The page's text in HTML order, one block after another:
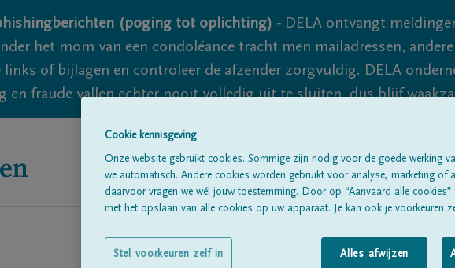
(poging tot oplichting) - DELA ontvangt
het mom van een condoléance tracht men mailadressen,
links of bijlagen en controleer de afzender zorgvuldig. DELA
en fraude vallen echter nooit volledig uit te sluiten, dus blijf
Alle rouwberichten
Cookie kennisgeving
Onze website gebruikt cookies. Sommige zijn nodig voor de goede werking
we automatisch. Andere cookies worden gebruikt voor analyse, marketing of
daarvoor vragen we wél jouw toestemming. Door op “Aanvaard alle cookies”
met het opslaan van alle cookies op uw apparaat. Je kan ook je voorkeuren
Alles afwijzen
Stel voorkeuren zelf in